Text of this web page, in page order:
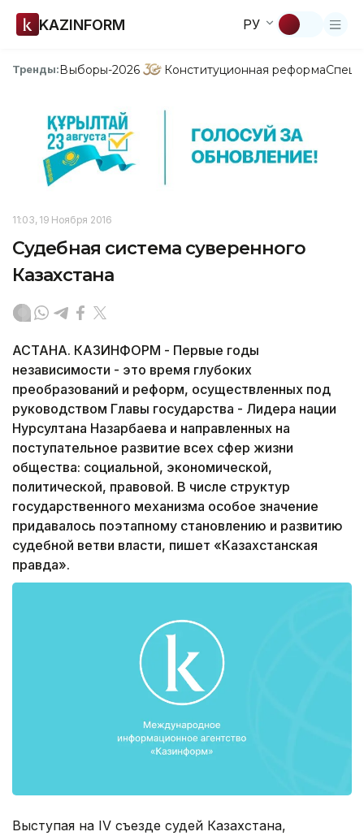
KAZINFORM РУ
Тренды:Выборы-2026 Конституционная реформа
11:03, 19 Ноября 2016
Судебная система суверенного
Казахстана
АСТАНА. КАЗИНФОРМ - Первые годы
независимости - это время глубоких
преобразований и реформ, осуществленных под
руководством Главы государства - Лидера нации
Нурсултана Назарбаева и направленных на
поступательное развитие всех сфер жизни
общества: социальной, экономической,
политической, правовой. В числе структур
государственного механизма особое значение
придавалось поэтапному становлению и развитию
судебной ветви власти, пишет «Казахстанская
правда».
Выступая на IV съезде судей Казахстана,